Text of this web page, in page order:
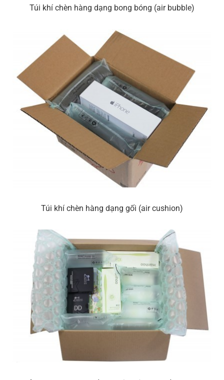
Túi khí chèn hàng dạng bong bóng (air bubble)
Túi khí chèn hàng dạng gối (air cushion)